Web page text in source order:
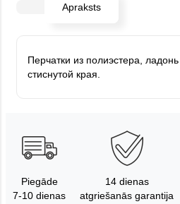
Apraksts
Перчатки из полиэстера,
стиснутой края.
Piegāde
7-10 dienas
14 dienas
atgriešanās garantija